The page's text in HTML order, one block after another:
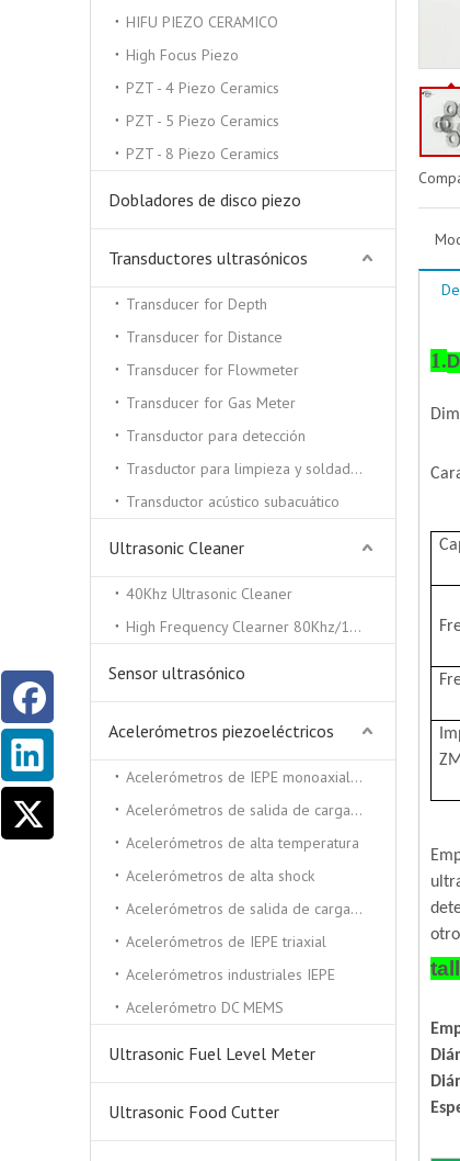
HIFU PIEZO CERAMICO
High Focus Piezo
PZT - 4 Piezo Ceramics
PZT - 5 Piezo Ceramics
PZT - 8 Piezo Ceramics
Dobladores de disco piezo
Transductores ultrasónicos
Transducer for Depth
Transducer for Distance
Transducer for Flowmeter
Transducer for Gas Meter
Transductor para detección
Trasductor para limpieza y soldadura por ultrasonidos.
Transductor acústico subacuático
Ultrasonic Cleaner
40Khz Ultrasonic Cleaner
High Frequency Clearner 80Khz/100Khz/130/Khz
Sensor ultrasónico
Acelerómetros piezoeléctricos
Acelerómetros de IEPE monoaxiales
Acelerómetros de salida de carga triaxial
Acelerómetros de alta temperatura
Acelerómetros de alta shock
Acelerómetros de salida de carga monocial
Acelerómetros de IEPE triaxial
Acelerómetros industriales IEPE
Acelerómetro DC MEMS
Ultrasonic Fuel Level Meter
Ultrasonic Food Cutter
1.